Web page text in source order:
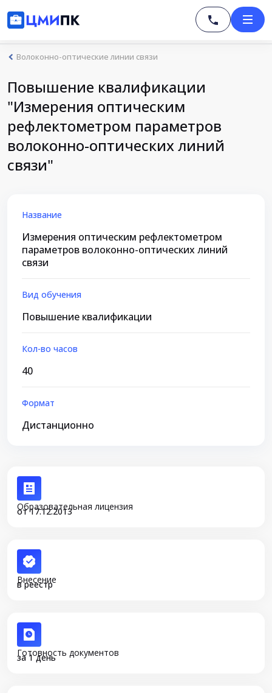
Волоконно-оптические линии связи
Повышение квалификации
"Измерения оптическим
рефлектометром параметров
волоконно-оптических линий
связи"
Название
Измерения оптическим рефлектометром
параметров волоконно-оптических линий
связи
Вид обучения
Повышение квалификации
Кол-во часов
40
Формат
Дистанционно
Образовательная лицензия
от 17.12.2013
Внесение
в реестр
Готовность документов
за 1 день